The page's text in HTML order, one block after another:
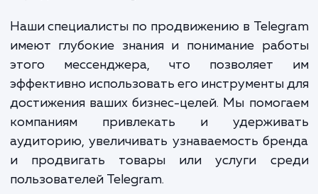
увеличить свою аудиторию в Telegram?
на помощь приходит наша
"Продвижение Telegram".
Наши специалисты по продвижению в
имеют глубокие знания и понимание
эффективно использовать его инструменты